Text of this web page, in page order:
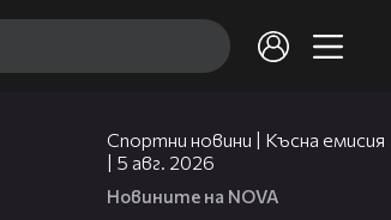
Спортни новини | Късна емисия
| 5 авг. 2026
Новините на NOVA